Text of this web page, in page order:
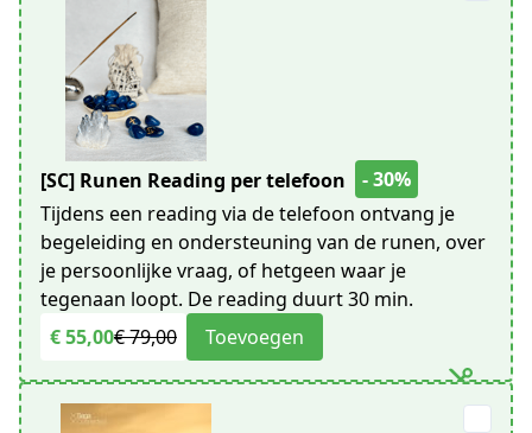
[SC] Runen Reading per telefoon
- 30%
Tijdens een reading via de telefoon ontvang je
begeleiding en ondersteuning van de runen, over
je persoonlijke vraag, of hetgeen waar je
tegenaan loopt. De reading duurt 30 min.
€ 55,00€ 79,00 Toevoegen